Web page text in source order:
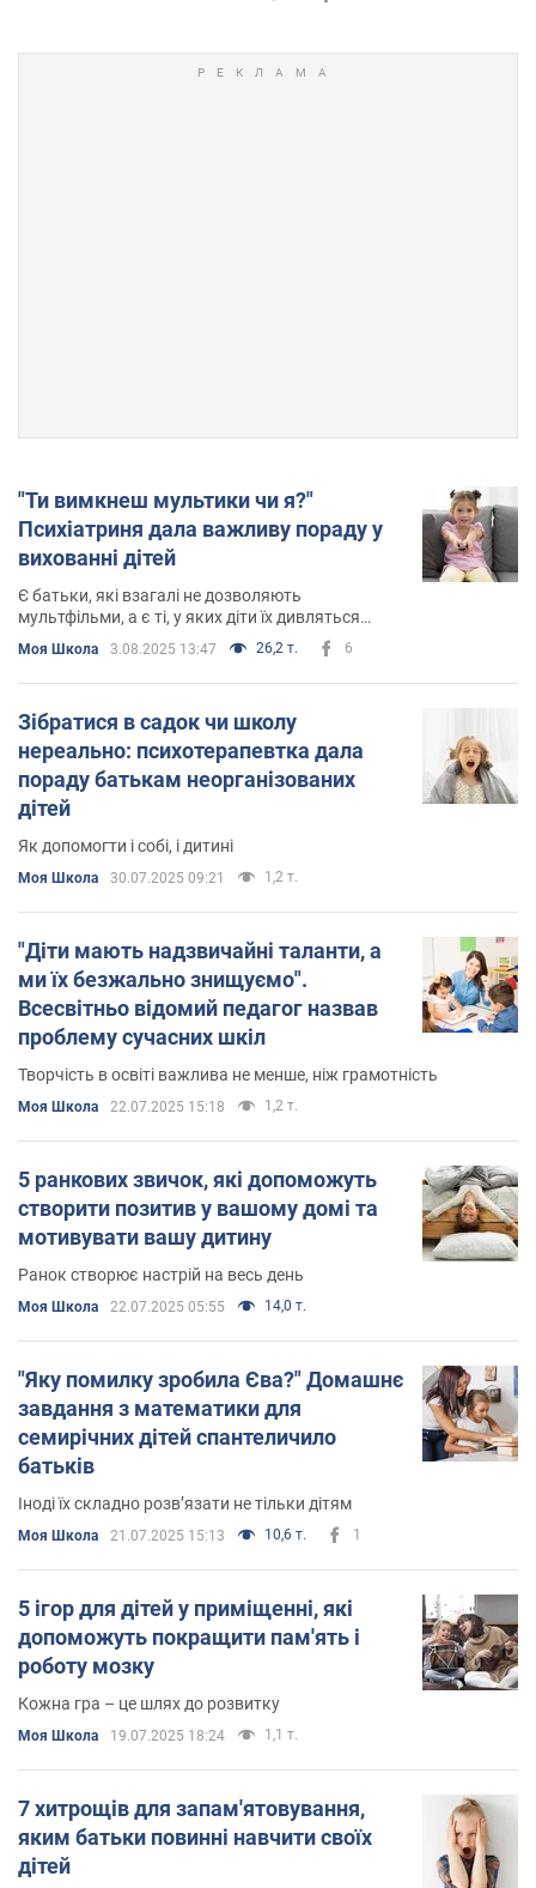
"Ти вимкнеш мультики чи я?"
Психіатриня дала важливу пораду у
вихованні дітей
Є батьки, які взагалі не дозволяють
мультфільми, а є ті, у яких діти їх дивляться
Моя Школа 3.08.2025 13:47 26,2 т. 6
Зібратися в садок чи школу
нереально: психотерапевтка дала
пораду батькам неорганізованих
дітей
Як допомогти і собі, і дитині
Моя Школа 30.07.2025 09:21 1,2 т.
"Діти мають надзвичайні таланти, а
ми їх безжально знищуємо".
Всесвітньо відомий педагог назвав
проблему сучасних шкіл
Творчість в освіті важлива не менше, ніж грамотність
Моя Школа 22.07.2025 15:18 1,2 т.
5 ранкових звичок, які допоможуть
створити позитив у вашому домі та
мотивувати вашу дитину
Ранок створює настрій на весь день
Моя Школа 22.07.2025 05:55 14,0 т.
"Яку помилку зробила Єва?" Домашнє
завдання з математики для
семирічних дітей спантеличило
батьків
Іноді їх складно розв’язати не тільки дітям
Моя Школа 21.07.2025 15:13 10,6 т. 1
5 ігор для дітей у приміщенні, які
допоможуть покращити пам'ять і
роботу мозку
Кожна гра – це шлях до розвитку
Моя Школа 19.07.2025 18:24 1,1 т.
7 хитрощів для запам'ятовування,
яким батьки повинні навчити своїх
дітей